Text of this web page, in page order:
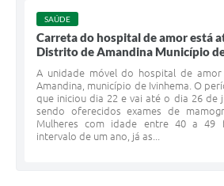
SAÚDE
Carreta do hospital de amor está
Distrito de Amandina Município
A unidade móvel do hospital de
Amandina, município de Ivinhema. O
que iniciou dia 22 e vai até o dia 26 de
sendo oferecidos exames de
Mulheres com idade entre 40 a 49
intervalo de um ano, já as...